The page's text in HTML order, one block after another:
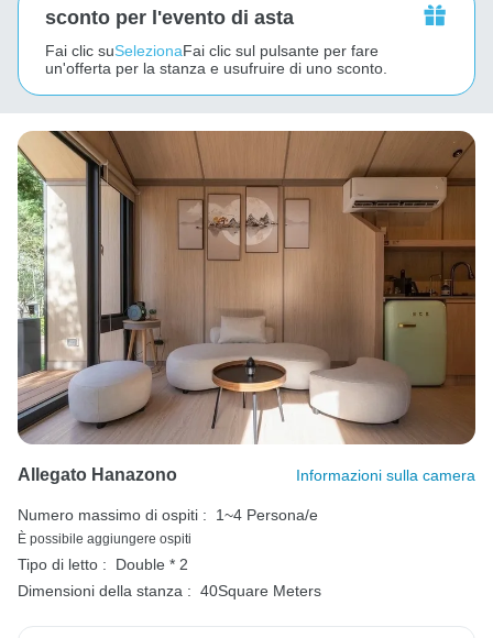
sconto per l'evento di asta
Fai clic suSelezionaFai clic sul pulsante per fare
un'offerta per la stanza e usufruire di uno sconto.
Allegato Hanazono Informazioni sulla camera
Numero massimo di ospiti : 1~4 Persona/e
È possibile aggiungere ospiti
Tipo di letto :
Double * 2
Dimensioni della stanza : 40Square Meters